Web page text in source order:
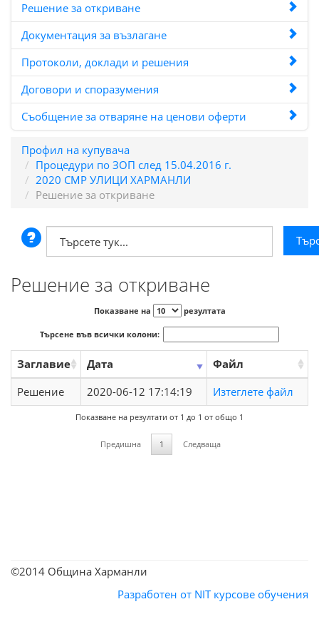
Решение за откриване
Документация за възлагане
Протоколи, доклади и решения
Договори и споразумения
Съобщение за отваряне на ценови оферти
Профил на купувача
Процедури по ЗОП след 15.04.2016 г.
2020 СМР УЛИЦИ ХАРМАНЛИ
Решение за откриване
Решение за откриване
Показване на резултата
Търсене във всички колони:
Заглавие Дата
Файл
Решение
2020-06-12 17:14:19 Изтеглете файл
Показване на резултати от 1 до 1 от общо 1
Предишна 1 Следваща
©2014 Община Харманли
Разработен от NIT курсове обучения